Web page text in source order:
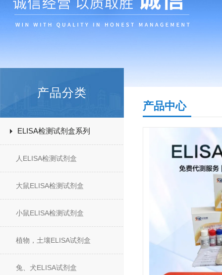
产品分类
ELISA检测试剂盒系列
人ELISA检测试剂盒
大鼠ELISA检测试剂盒
小鼠ELISA检测试剂盒
植物，土壤ELISA试剂盒
兔、犬ELISA试剂盒
产品中心